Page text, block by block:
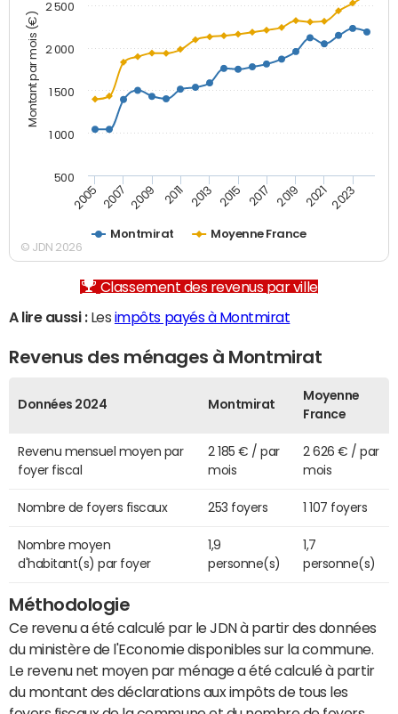
Montant par mois (€)
Montmirat Moyenne France
2005 2007 2009 2011 2013 2015 2017 2019 2021 2023
500
1 000
1 500
2 000
2 500
© JDN 2026
Classement des revenus par ville
A lire aussi :Les impôts payés à Montmirat
Revenus des ménages à Montmirat
Données 2024 Montmirat
Moyenne
France
Revenu mensuel moyen par
foyer fiscal
2 185 € / par
mois
2 626 € / par
mois
Nombre de foyers fiscaux 253 foyers 1 107 foyers
Nombre moyen
d'habitant(s) par foyer
1,9
personne(s)
1,7
personne(s)
Méthodologie
Ce revenu a été calculé par le JDN à partir des données
du ministère de l'Economie disponibles sur la commune.
Le revenu net moyen par ménage a été calculé à partir
du montant des déclarations aux impôts de tous les